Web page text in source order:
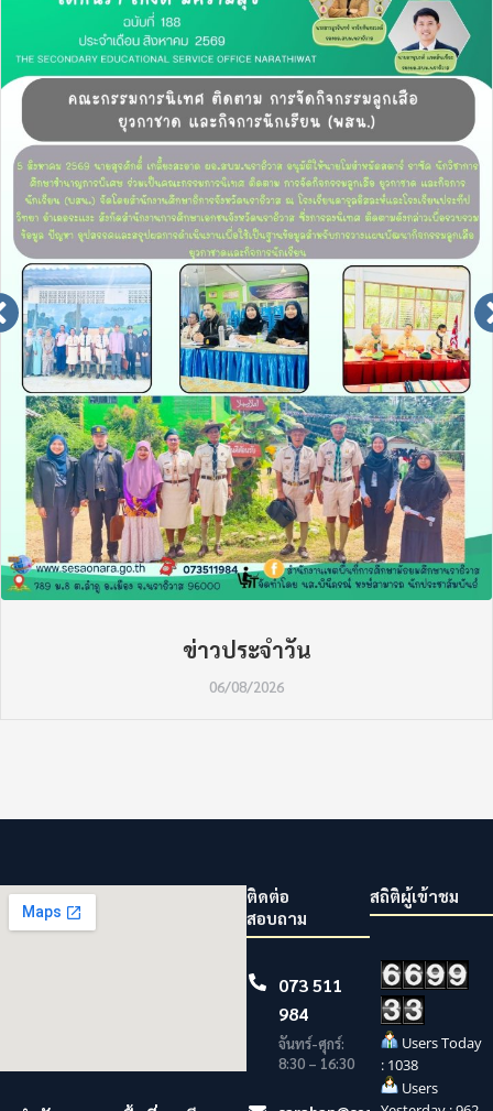
ข่าวประจำวัน
06/08/2026
ติดต่อ
สอบถาม
073 511
984
จันทร์-ศุกร์:
8:30 – 16:30
สถิติผู้เข้าชม
Users Today
: 1038
Users